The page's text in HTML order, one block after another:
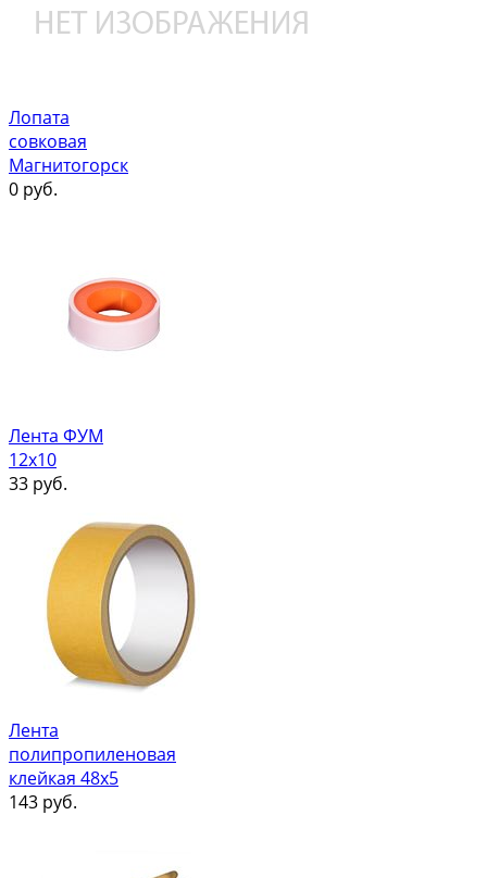
Лопата
совковая
Магнитогорск
0 руб.
Лента ФУМ
12х10
33 руб.
Лента
полипропиленовая
клейкая 48х5
143 руб.